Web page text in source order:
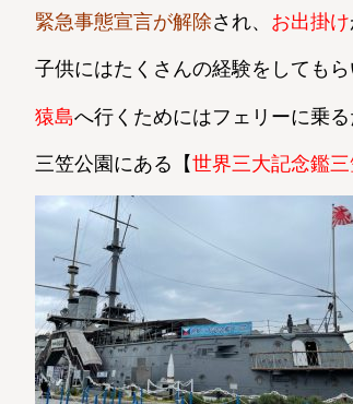
緊急事態宣言が解除され、 お出掛け
子供にはたくさんの経験をしてもら
猿島へ行くためにはフェリーに乗
三笠公園にある【世界三大記念鑑